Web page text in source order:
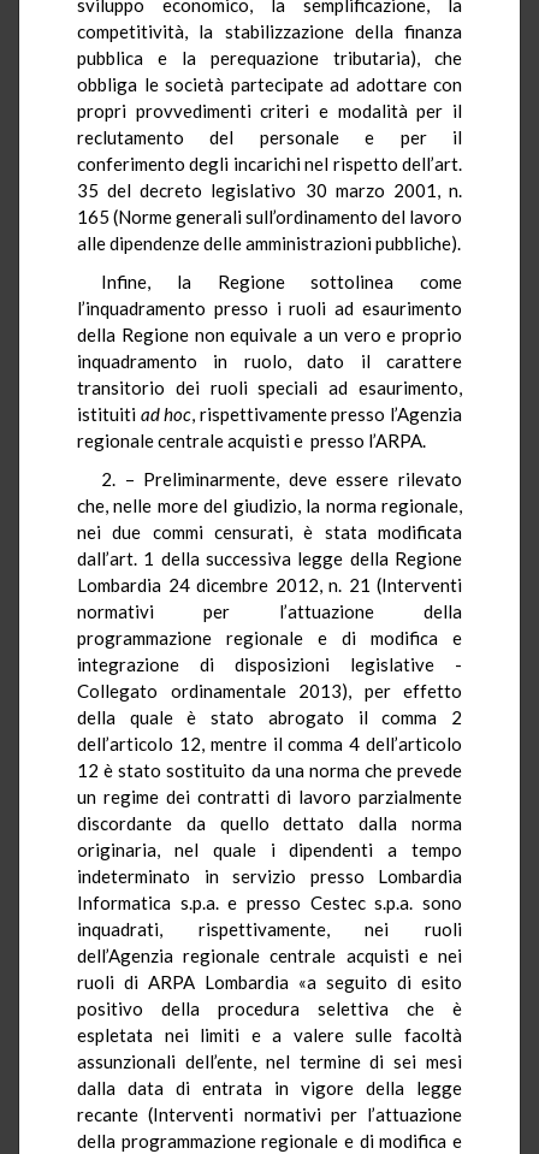
sviluppo economico, la semplificazione, la
competitività, la stabilizzazione della finanza
pubblica e la perequazione tributaria), che
obbliga le società partecipate ad adottare con
propri provvedimenti criteri e modalità per il
reclutamento del personale e per il
conferimento degli incarichi nel rispetto dell’art.
35 del decreto legislativo 30 marzo 2001, n.
165 (Norme generali sull’ordinamento del lavoro
alle dipendenze delle amministrazioni pubbliche).
Infine, la Regione sottolinea come
l’inquadramento presso i ruoli ad esaurimento
della Regione non equivale a un vero e proprio
inquadramento in ruolo, dato il carattere
transitorio dei ruoli speciali ad esaurimento,
istituiti ad hoc, rispettivamente presso l’Agenzia
regionale centrale acquisti e presso l’ARPA.
2. – Preliminarmente, deve essere rilevato
che, nelle more del giudizio, la norma regionale,
nei due commi censurati, è stata modificata
dall’art. 1 della successiva legge della Regione
Lombardia 24 dicembre 2012, n. 21 (Interventi
normativi per l’attuazione della
programmazione regionale e di modifica e
integrazione di disposizioni legislative -
Collegato ordinamentale 2013), per effetto
della quale è stato abrogato il comma 2
dell’articolo 12, mentre il comma 4 dell’articolo
12 è stato sostituito da una norma che prevede
un regime dei contratti di lavoro parzialmente
discordante da quello dettato dalla norma
originaria, nel quale i dipendenti a tempo
indeterminato in servizio presso Lombardia
Informatica s.p.a. e presso Cestec s.p.a. sono
inquadrati, rispettivamente, nei ruoli
dell’Agenzia regionale centrale acquisti e nei
ruoli di ARPA Lombardia «a seguito di esito
positivo della procedura selettiva che è
espletata nei limiti e a valere sulle facoltà
assunzionali dell’ente, nel termine di sei mesi
dalla data di entrata in vigore della legge
recante (Interventi normativi per l’attuazione
della programmazione regionale e di modifica e